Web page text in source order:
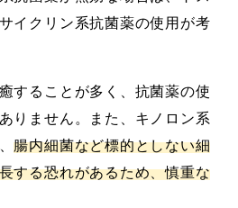
イクリン系抗菌薬の使用が考
することが多く、抗菌薬の使
りません。また、キノロン系
腸内細菌など標的としない細
する恐れがあるため、慎重な